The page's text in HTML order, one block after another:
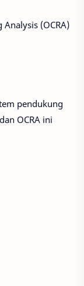
(OCRA)
pendukung
OCRA ini